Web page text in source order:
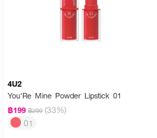
4U2
You'Re Mine Powder Lipstick 01
฿199 ฿299 (33%)
01